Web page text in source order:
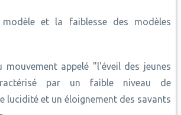
modèle et la faiblesse des modèles
mouvement appelé "l'éveil des jeunes
par un faible niveau de
lucidité et un éloignement des savants